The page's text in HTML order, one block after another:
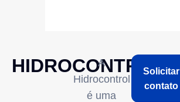
HIDROCONTROL
A
Hidrocontrol
é uma
Solicitar
contato